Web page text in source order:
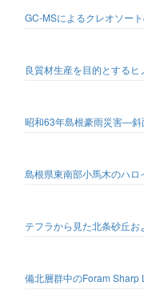
GC-MSによるクレオソー
良質材生産を目的とする
昭和63年島根豪雨災害―
島根県東南部小馬木のハ
テフラから見た北条砂丘お
備北層群中のForam Sharp